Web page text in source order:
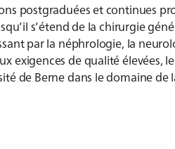
postgraduées et continues
s’étend de la chirurgie
par la néphrologie, la
exigences de qualité élevées,
de Berne dans le domaine